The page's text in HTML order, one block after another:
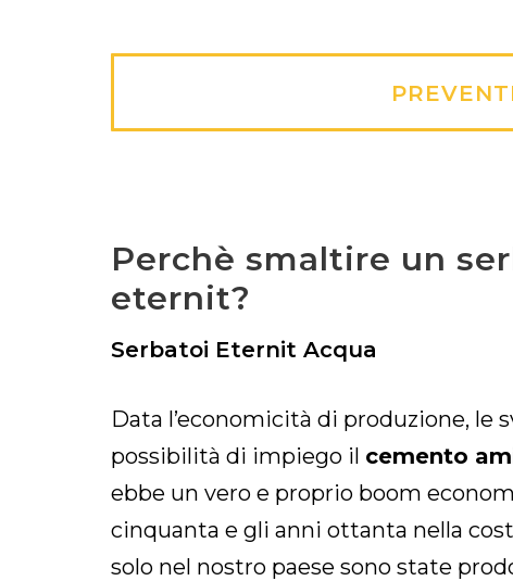
Perchè smaltire un
eternit?
Serbatoi Eternit Acqua
Data l’economicità di produzione, le
possibilità di impiego il cemento
ebbe un vero e proprio boom
cinquanta e gli anni ottanta nella
solo nel nostro paese sono state